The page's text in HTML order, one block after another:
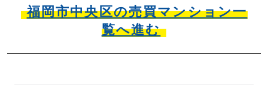
福岡市中央区の売買マンション一
覧へ進む